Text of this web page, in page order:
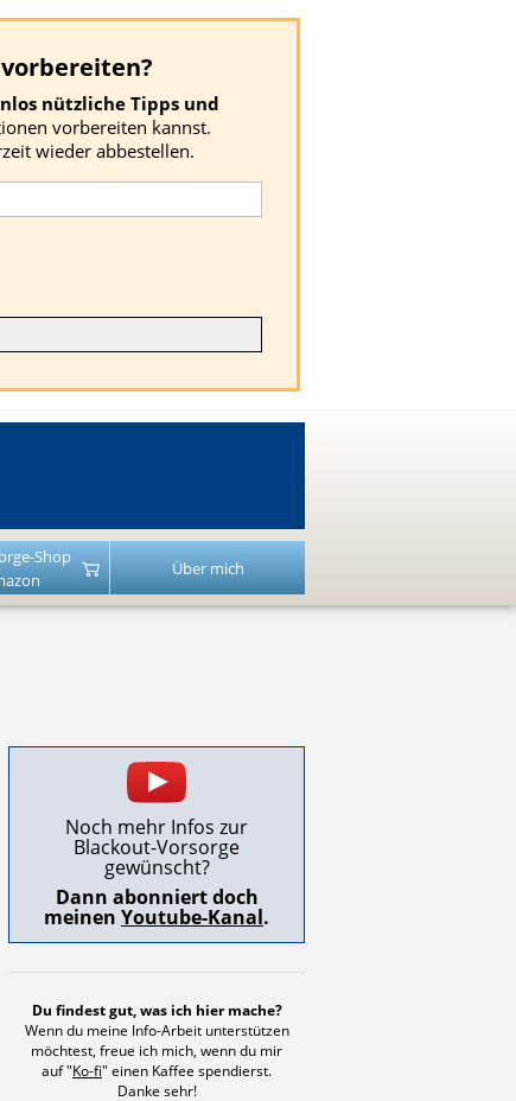
nützliche Tipps und
vorbereiten kannst.
wieder abbestellen.
Shop
Über mich
Noch mehr Infos zur
Blackout-Vorsorge
gewünscht?
Dann abonniert doch
meinen Youtube-Kanal.
Du findest gut, was ich hier mache?
Wenn du meine Info-Arbeit unterstützen
möchtest, freue ich mich, wenn du mir
auf "Ko-fi" einen Kaffee spendierst.
Danke sehr!